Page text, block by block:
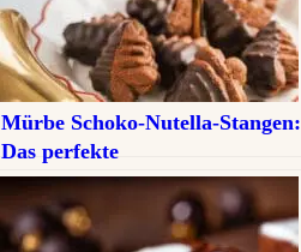
Mürbe Schoko-Nutella-Stangen:
Das perfekte
Weihnachtsplätzchen-Rezept